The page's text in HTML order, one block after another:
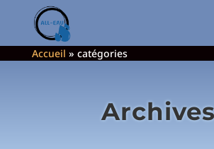
Accueil » catégories
Archives